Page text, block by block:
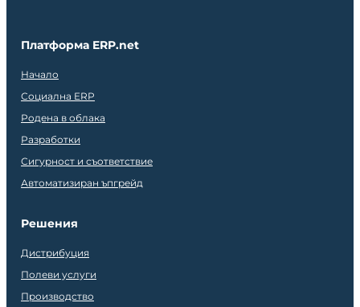
Платформа ERP.net
Начало
Социална ERP
Родена в облака
Разработки
Сигурност и съответствие
Автоматизиран ъпгрейд
Решения
Дистрибуция
Полеви услуги
Производство